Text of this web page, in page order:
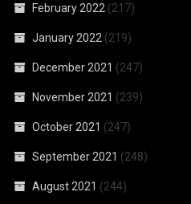
February 2022 (217)
January 2022 (219)
December 2021 (247)
November 2021 (239)
October 2021 (247)
September 2021 (248)
August 2021 (244)